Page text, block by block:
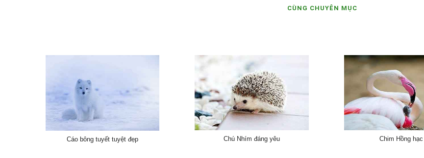
CÙNG CHUYÊN MỤC
Cáo bông tuyết tuyệt đẹp Chú Nhím đáng yêu Chim Hồng hạc